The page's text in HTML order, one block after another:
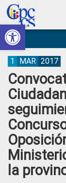
Abrir barra de
Skip
to
primary
navigation
Skip
to
main
content
Skip
to
primary
sidebar
Skip
to
footer
Consejo
de
Control
Social
Construyendo
Poder
Ciudadano
la
1 MAR 2017